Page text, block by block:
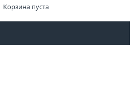
Корзина пуста